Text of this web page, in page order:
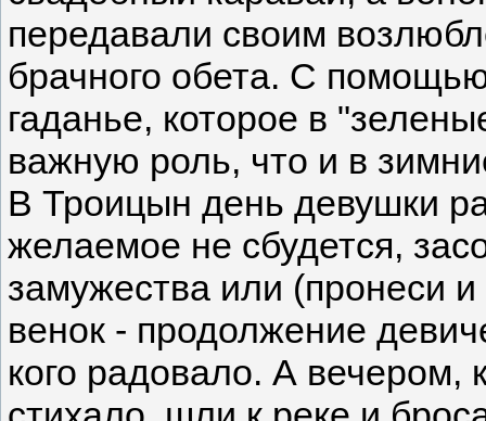
передавали своим
брачного обета. С
гаданье, которое в
важную роль, что и в
В Троицын день девушки
желаемое не сбудется,
замужества или (пронеси
венок - продолжение
кого радовало. А вечером,